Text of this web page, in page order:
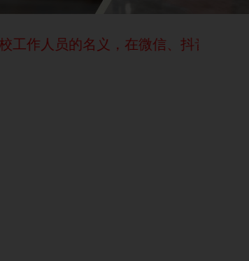
名义，在微信、抖音和其他新媒